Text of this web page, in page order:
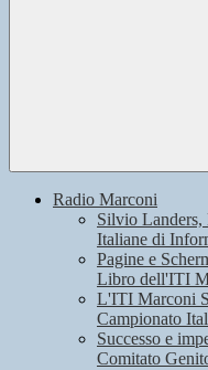
Radio Marconi
Silvio
Italiane di
Pagine e
Libro dell'ITI
L'ITI Marconi
Campionato
Successo e
Comitato